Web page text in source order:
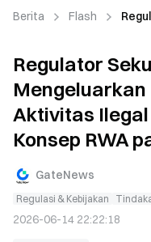
Berita Flash
Regulator
Aktivitas
Konsep RWA
GateNews
Regulasi & Kebijakan
2026-06-14 22:22:18